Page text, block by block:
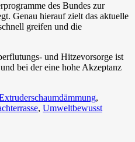
des Bundes zur
Genau hierauf zielt das aktuelle
greifen und die
und Hitzevorsorge ist
bei der eine hohe Akzeptanz
,
, Umweltbewusst